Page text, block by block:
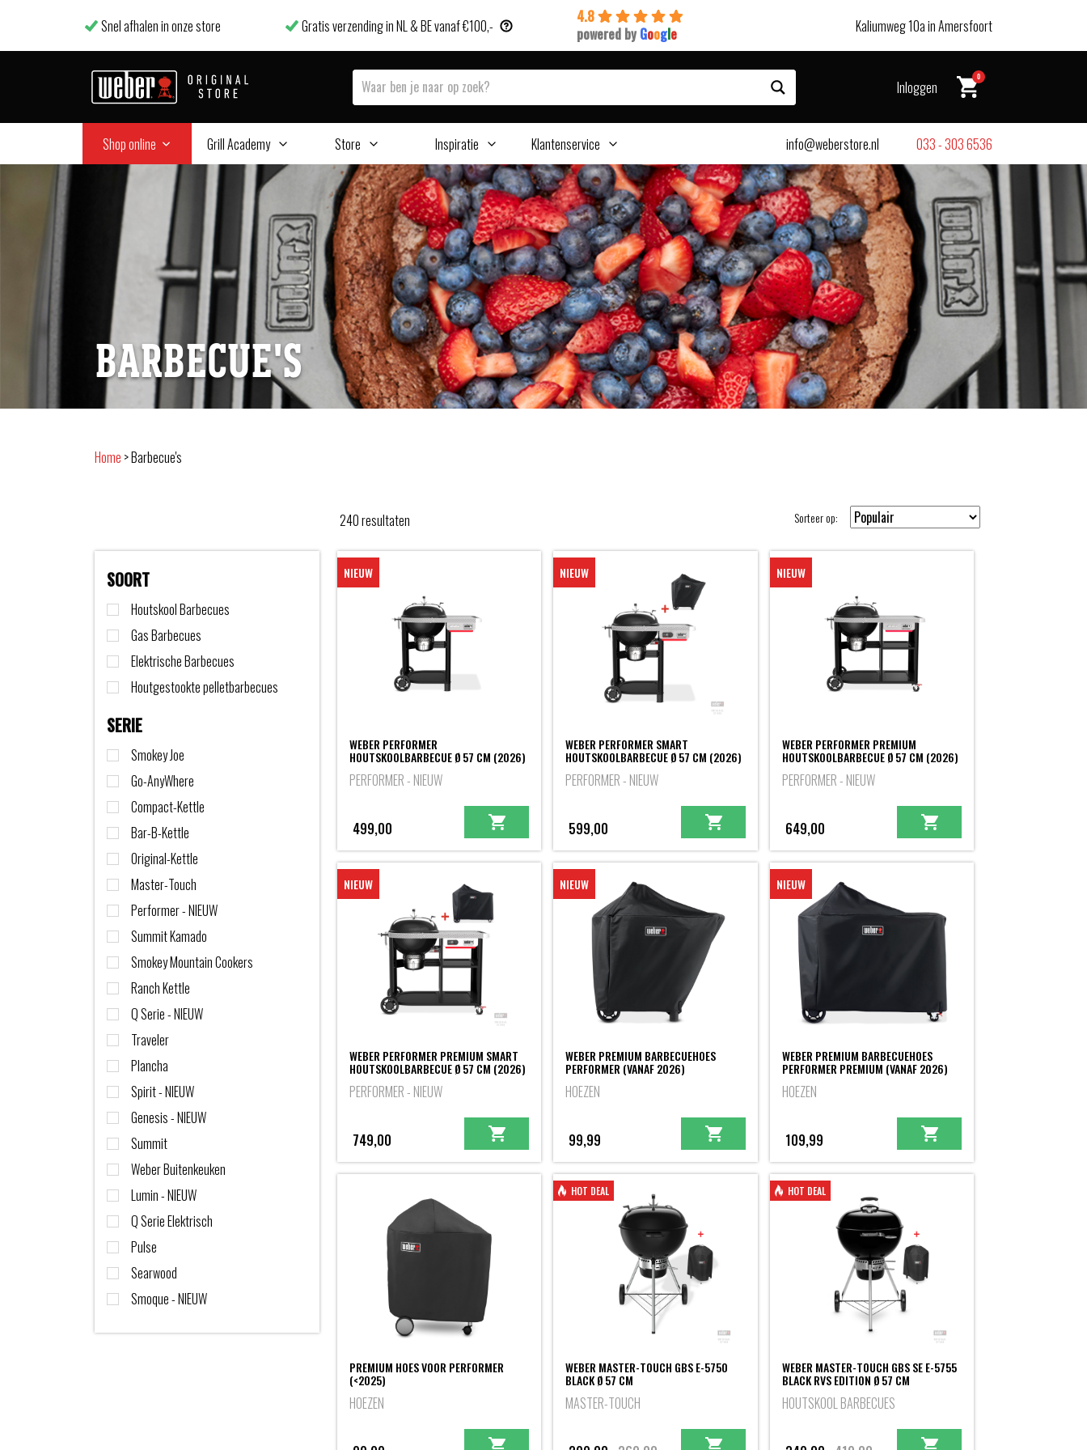
Snel afhalen in onze store Gratis verzending in NL & BE vanaf €100,-
4.8
powered by Google Kaliumweg 10a in Amersfoort
Inloggen
0
Shop online Grill Academy Store Inspiratie Klantenservice info@weberstore.nl 033 - 303 6536
BARBECUE'S
Home >Barbecue's
240resultaten Sorteer op:
SOORT
Houtskool Barbecues
Gas Barbecues
Elektrische Barbecues
Houtgestookte pelletbarbecues
SERIE
Smokey Joe
Go-AnyWhere
Compact-Kettle
Bar-B-Kettle
Original-Kettle
Master-Touch
Performer - NIEUW
Summit Kamado
Smokey Mountain Cookers
Ranch Kettle
Q Serie - NIEUW
Traveler
Plancha
Spirit - NIEUW
Genesis - NIEUW
Summit
Weber Buitenkeuken
Lumin - NIEUW
Q Serie Elektrisch
Pulse
Searwood
Smoque - NIEUW
NIEUW
WEBER PERFORMER
HOUTSKOOLBARBECUE Ø 57 CM (2026)
PERFORMER - NIEUW
499,00
NIEUW
WEBER PERFORMER SMART
HOUTSKOOLBARBECUE Ø 57 CM (2026)
PERFORMER - NIEUW
599,00
NIEUW
WEBER PERFORMER PREMIUM
HOUTSKOOLBARBECUE Ø 57 CM (2026)
PERFORMER - NIEUW
649,00
NIEUW
WEBER PERFORMER PREMIUM SMART
HOUTSKOOLBARBECUE Ø 57 CM (2026)
PERFORMER - NIEUW
749,00
NIEUW
WEBER PREMIUM BARBECUEHOES
PERFORMER (VANAF 2026)
HOEZEN
99,99
NIEUW
WEBER PREMIUM BARBECUEHOES
PERFORMER PREMIUM (VANAF 2026)
HOEZEN
109,99
PREMIUM HOES VOOR PERFORMER
(<2025)
HOEZEN
HOT DEAL
WEBER MASTER-TOUCH GBS E-5750
BLACK Ø 57 CM
MASTER-TOUCH
HOT DEAL
WEBER MASTER-TOUCH GBS SE E-5755
BLACK RVS EDITION Ø 57 CM
HOUTSKOOL BARBECUES